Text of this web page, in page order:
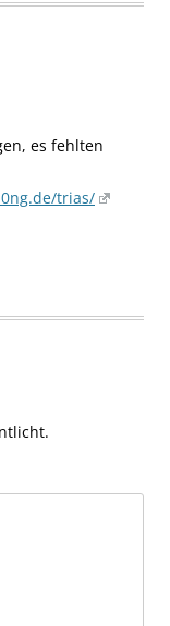
es fehlten
trias/